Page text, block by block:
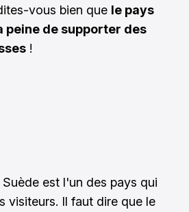
vous bien que le pays
peine de supporter des
!
est l'un des pays qui
visiteurs. Il faut dire que le